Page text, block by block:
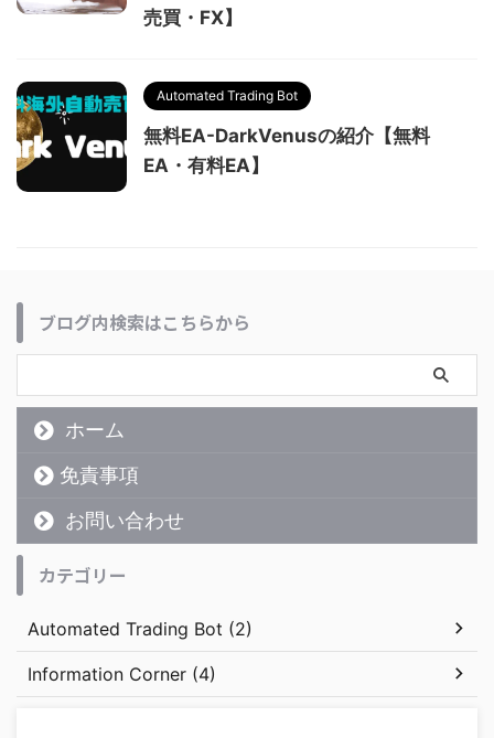
売買・FX】
Automated Trading Bot
無料EA-DarkVenusの紹介【無料
EA・有料EA】
ブログ内検索はこちらから
ホーム
免責事項
お問い合わせ
カテゴリー
Automated Trading Bot (2)
Information Corner (4)